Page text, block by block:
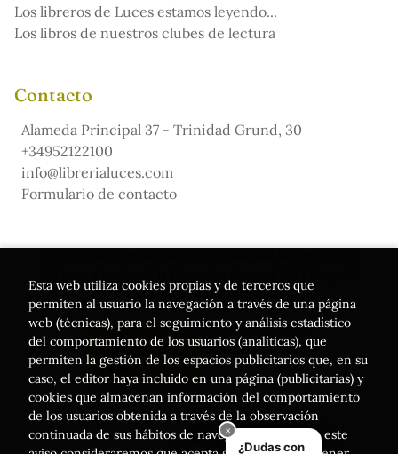
Los libreros de Luces estamos leyendo...
Los libros de nuestros clubes de lectura
Contacto
Alameda Principal 37 - Trinidad Grund, 30
+34952122100
info@librerialuces.com
Formulario de contacto
Cómic y de la Lectura
Esta web utiliza cookies propias y de terceros que
permiten al usuario la navegación a través de una página
web (técnicas), para el seguimiento y análisis estadístico
del comportamiento de los usuarios (analíticas), que
permiten la gestión de los espacios publicitarios que, en su
caso, el editor haya incluido en una página (publicitarias) y
cookies que almacenan información del comportamiento
de los usuarios obtenida a través de la observación
continuada de sus hábitos de navegación. Si acepta este